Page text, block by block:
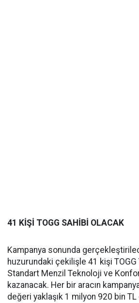
41 KİŞİ TOGG SAHİBİ OLACAK
Kampanya sonunda
huzurundaki çekilişle 41 kişi TOGG
Standart Menzil Teknoloji ve
kazanacak. Her bir aracın
değeri yaklaşık 1 milyon 920 bin TL